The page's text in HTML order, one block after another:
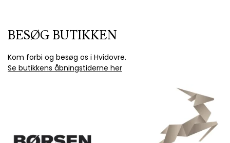
BESØG BUTIKKEN
Kom forbi og besøg os i Hvidovre.
Se butikkens åbningstiderne her